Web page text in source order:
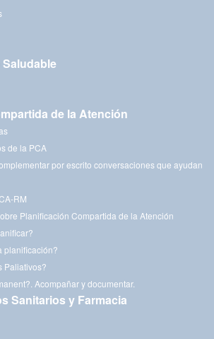
de la Atención
de la PCA
por escrito conversaciones que ayudan
RM
Planificación Compartida de la Atención
planificación?
Paliativos?
Acompañar y documentar.
Sanitarios y Farmacia